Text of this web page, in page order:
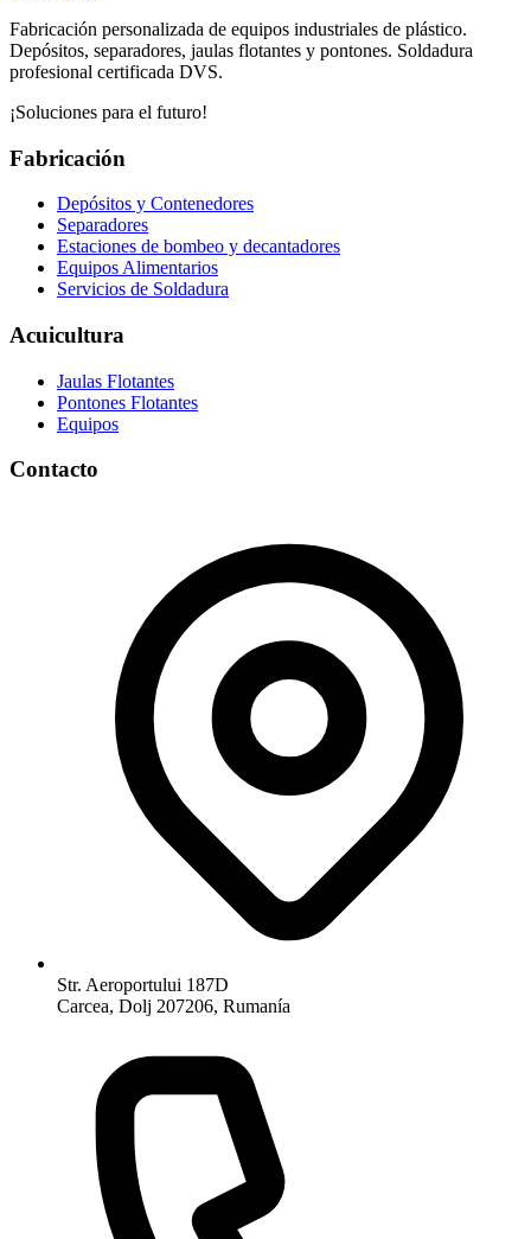
Fabricación personalizada de equipos industriales de plástico.
Depósitos, separadores, jaulas flotantes y pontones. Soldadura
profesional certificada DVS.
¡Soluciones para el futuro!
Fabricación
Depósitos y Contenedores
Separadores
Estaciones de bombeo y decantadores
Equipos Alimentarios
Servicios de Soldadura
Acuicultura
Jaulas Flotantes
Pontones Flotantes
Equipos
Contacto
Str. Aeroportului 187D
Carcea, Dolj 207206, Rumanía